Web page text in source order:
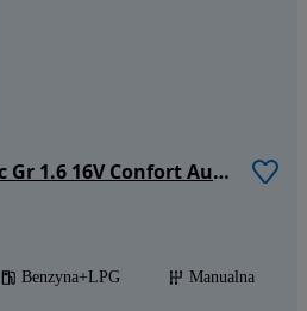
Renault Grand Scenic Gr 1.6 16V Confort Authentique
Benzyna+LPG
Manualna